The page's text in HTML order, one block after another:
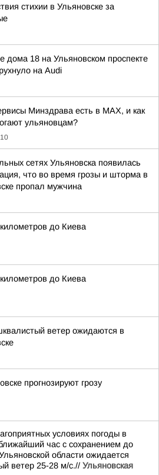
стихии в Ульяновске за
дома 18 на Ульяновском проспекте
на Audi
Минздрава есть в МАХ, и как
ульяновцам?
сетях Ульяновска появилась
что во время грозы и шторма в
пропал мужчина
до Киева
до Киева
ветер ожидаются в
прогнозируют грозу
условиях погоды в
час с сохранением до
области ожидается
ветер 25-28 м/с.// Ульяновская